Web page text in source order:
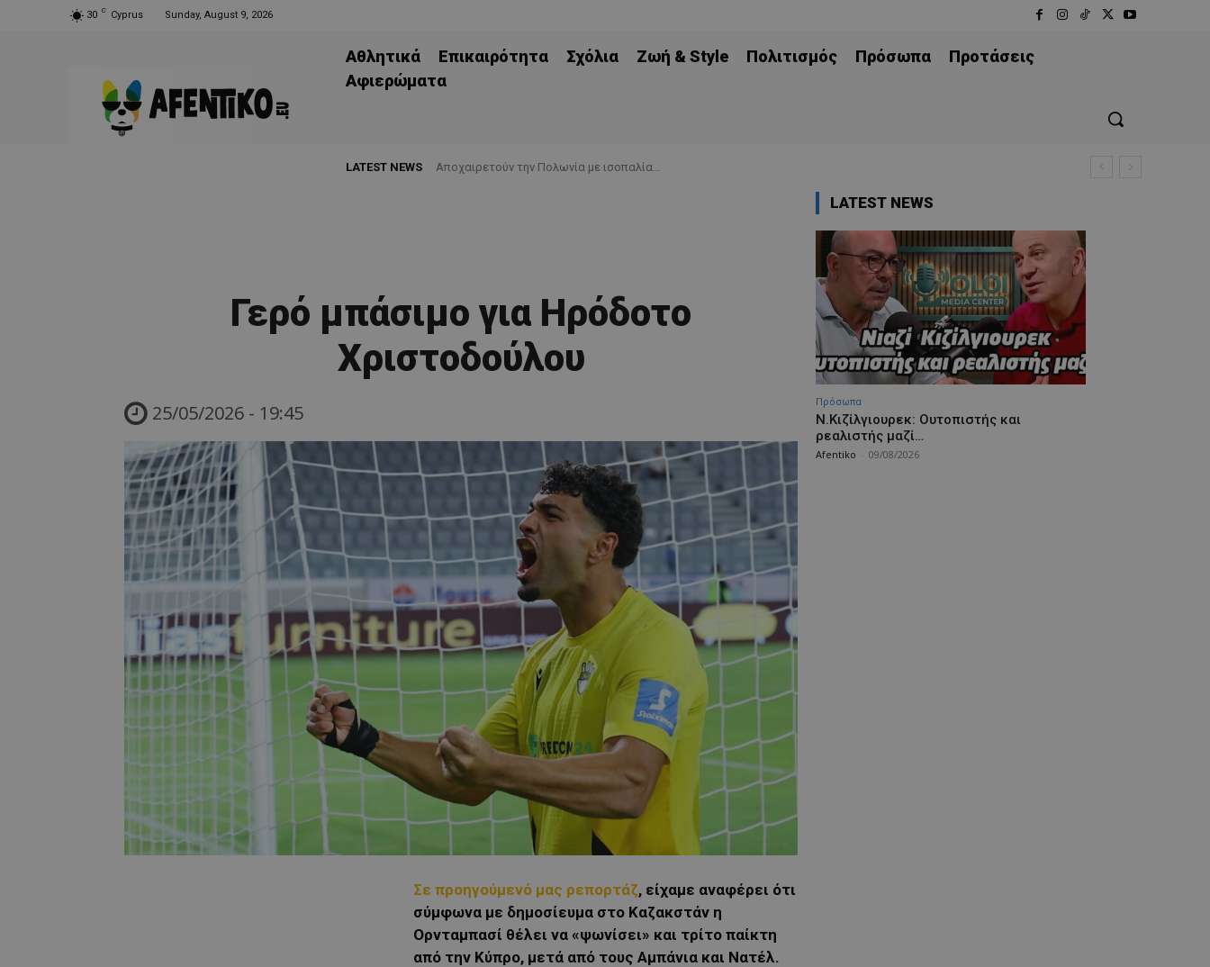
30 C Cyprus Sunday, August 9, 2026
Αθλητικά Επικαιρότητα Σχόλια Ζωή & Style Πολιτισμός Πρόσωπα
Προτάσεις
Aφιερώματα
LATEST NEWS Aποχαιρετούν την Πολωνία με ισοπαλία…
Γερό μπάσιμο για Ηρόδοτο
Χριστοδούλου
25/05/2026 - 19:45
Σε προηγούμενό μας ρεπορτάζ, είχαμε αναφέρει ότι
σύμφωνα με δημοσίευμα στο Καζακστάν η
Ορνταμπασί θέλει να «ψωνίσει» και τρίτο παίκτη
από την Κύπρο, μετά από τους Αμπάνια και Νατέλ.
LATEST NEWS
Πρόσωπα
Ν.Κιζίλγιουρεκ: Ουτοπιστής και
ρεαλιστής μαζί…
Afentiko 09/08/2026